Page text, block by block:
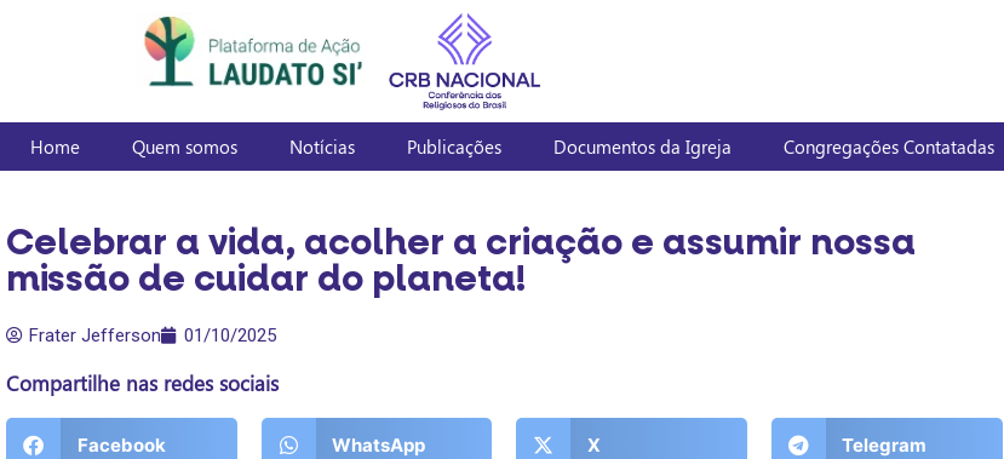
Home Quem somos Notícias Publicações Documentos da Igreja Congregações Contatadas
Celebrar a vida, acolher a criação e assumir nossa
missão de cuidar do planeta!
Frater Jefferson 01/10/2025
Compartilhe nas redes sociais
Facebook WhatsApp X Telegram